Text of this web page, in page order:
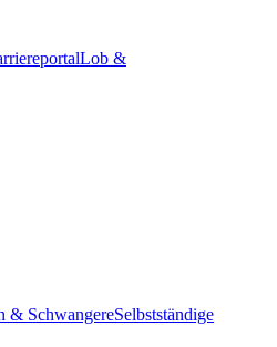
Lob &
& SchwangereSelbstständige